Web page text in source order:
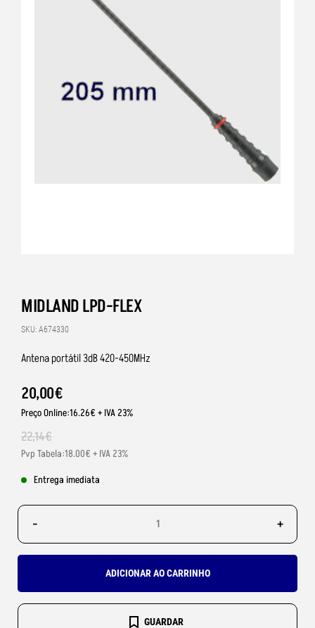
MIDLAND LPD-FLEX
SKU: A674330
Antena portátil 3dB 420-450MHz
20,00€
Preço Online:16.26€ + IVA 23%
22,14€
Pvp Tabela:18.00€ + IVA 23%
Entrega imediata
- +
ADICIONAR AO CARRINHO
GUARDAR